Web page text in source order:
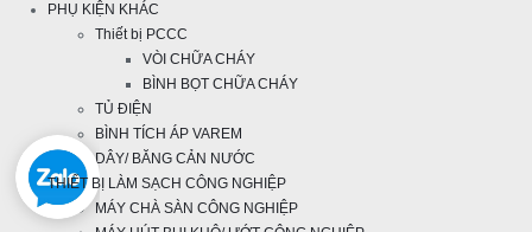
PHỤ KIỆN KHÁC
Thiết bị PCCC
VÒI CHỮA CHÁY
BÌNH BỌT CHỮA CHÁY
TỦ ĐIỆN
BÌNH TÍCH ÁP VAREM
DÂY/ BĂNG CẢN NƯỚC
THIẾT BỊ LÀM SẠCH CÔNG NGHIỆP
MÁY CHÀ SÀN CÔNG NGHIỆP